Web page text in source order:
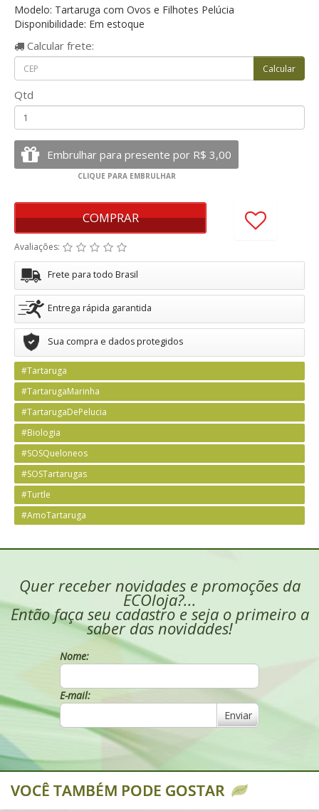
Modelo: Tartaruga com Ovos e Filhotes Pelúcia
Disponibilidade: Em estoque
Calcular frete:
Qtd
COMPRAR
Avaliações:
Frete para todo Brasil
Entrega rápida garantida
Sua compra e dados protegidos
#Tartaruga
#TartarugaMarinha
#TartarugaDePelucia
#Biologia
#SOSQueloneos
#SOSTartarugas
#Turtle
#AmoTartaruga
Quer receber novidades e promoções da
ECOloja?...
Então faça seu cadastro e seja o primeiro a
saber das novidades!
Nome:
E-mail:
Enviar
VOCÊ TAMBÉM PODE GOSTAR